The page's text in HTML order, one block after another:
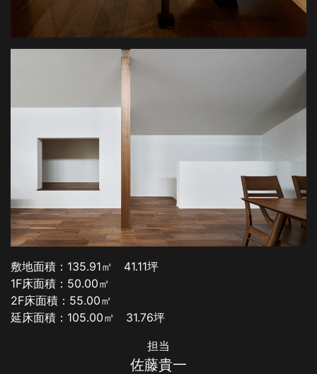
敷地面積：135.91㎡ 41.11坪
1F床面積：50.00㎡
2F床面積：55.00㎡
延床面積：105.00㎡ 31.76坪
担当
佐藤貴一